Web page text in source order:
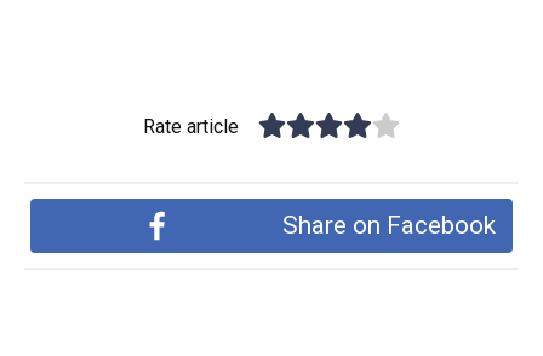
Rate article
Share on Facebook